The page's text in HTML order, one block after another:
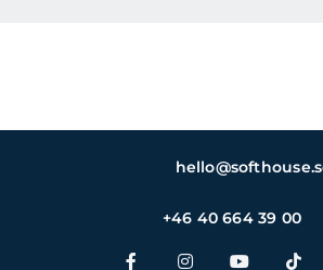
+46 40 664 39 00